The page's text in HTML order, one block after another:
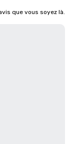
que vous soyez là.